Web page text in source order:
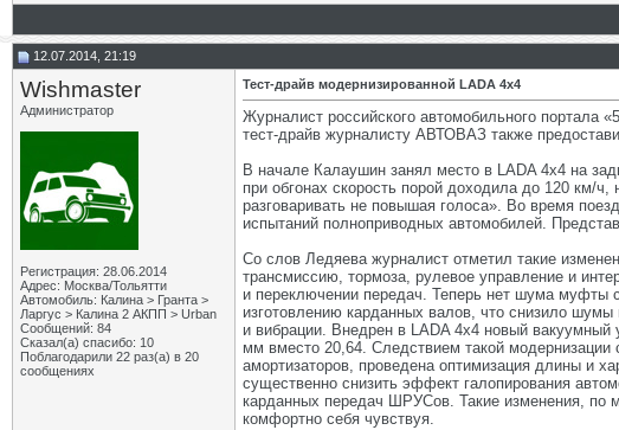
12.07.2014, 21:19
Wishmaster
Администратор
Регистрация: 28.06.2014
Адрес: Москва/Тольятти
Автомобиль: Калина > Гранта >
Ларгус > Калина 2 АКПП > Urban
Сообщений: 84
Сказал(а) спасибо: 10
Поблагодарили 22 раз(а) в 20
сообщениях
Тест-драйв модернизированной LADA 4x4
Журналист российского автомобильного портала
тест-драйв журналисту АВТОВАЗ также
В начале Калаушин занял место в LADA 4x4 на
при обгонах скорость порой доходила до 120 км/
разговаривать не повышая голоса». Во время
испытаний полноприводных автомобилей.
Со слов Ледяева журналист отметил такие
трансмиссию, тормоза, рулевое управление и
и переключении передач. Теперь нет шума муфты
изготовлению карданных валов, что снизило
и вибрации. Внедрен в LADA 4x4 новый
мм вместо 20,64. Следствием такой модернизации
амортизаторов, проведена оптимизация длины и
существенно снизить эффект галопирования
карданных передач ШРУСов. Такие изменения, по
комфортно себя чувствуя.